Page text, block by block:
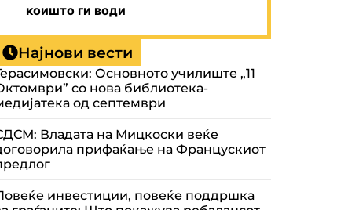
коишто ги води
Најнови вести
Основното училиште „11
со нова библиотека-
од септември
Владата на Мицкоски веќе
прифаќање на Францускиот
инвестиции, повеќе поддршка